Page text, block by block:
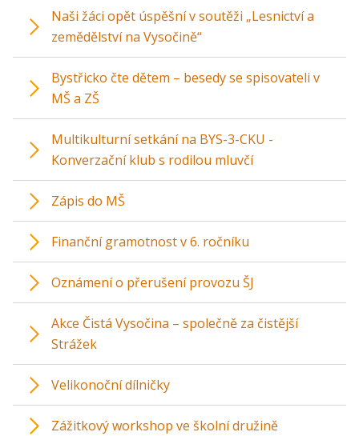
Naši žáci opět úspěšní v soutěži „Lesnictví a
zemědělství na Vysočině“
Bystřicko čte dětem – besedy se spisovateli v
MŠ a ZŠ
Multikulturní setkání na BYS-3-CKU -
Konverzační klub s rodilou mluvčí
Zápis do MŠ
Finanční gramotnost v 6. ročníku
Oznámení o přerušení provozu ŠJ
Akce Čistá Vysočina – společně za čistější
Strážek
Velikonoční dílničky
Zážitkový workshop ve školní družině